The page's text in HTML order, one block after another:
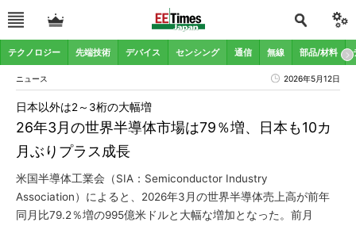
テクノロジー 先端技術 デバイス センシング 通信 無線 部品/材料
ニュース 2026年5月12日
26年3月の世界半導体市場は79％増、日本も10カ
月ぶりプラス成長
日本以外は2～3桁の大幅増
米国半導体工業会（SIA：Semiconductor Industry
Association）によると、2026年3月の世界半導体売上高が前年
同月比79.2％増の995億米ドルと大幅な増加となった。前月